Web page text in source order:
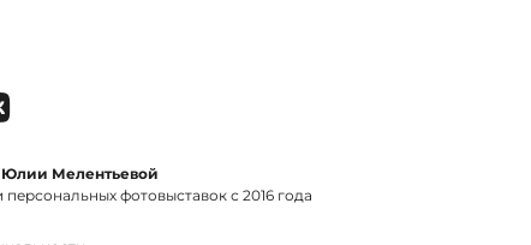
Юлии Мелентьевой
фотовыставок с 2016 года